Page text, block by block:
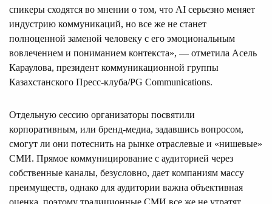
спикеры сходятся во мнении о том, что AI серьезно меняет
индустрию коммуникаций, но все же не станет
полноценной заменой человеку с его эмоциональным
вовлечением и пониманием контекста», — отметила Асель
Караулова, президент коммуникационной группы
Казахстанского Пресс-клуба/PG Communications.
Отдельную сессию организаторы посвятили
корпоративным, или бренд-медиа, задавшись вопросом,
смогут ли они потеснить на рынке отраслевые и «нишевые»
СМИ. Прямое коммуницирование с аудиторией через
собственные каналы, безусловно, дает компаниям массу
преимуществ, однако для аудитории важна объективная
оценка, поэтому традиционные СМИ все же не утратят